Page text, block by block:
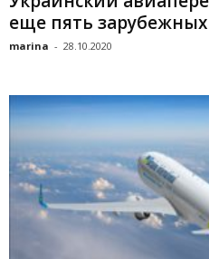
еще пять
marina - 28.10.2020